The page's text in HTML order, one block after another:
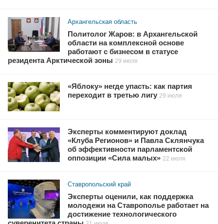
Архангельская область
Политолог Жаров: в Архангельской
области на комплексной основе
работают с бизнесом в статусе
резидента Арктической зоны 29 июля
«Яблоку» негде упасть: как партия
переходит в третью лигу 29 июля
Эксперты комментируют доклад
«Клуба Регионов» и Павла Склянчука
об эффективности парламентской
оппозиции «Сила малых» 22 июля
Ставропольский край
Эксперты оценили, как поддержка
молодежи на Ставрополье работает на
достижение технологического